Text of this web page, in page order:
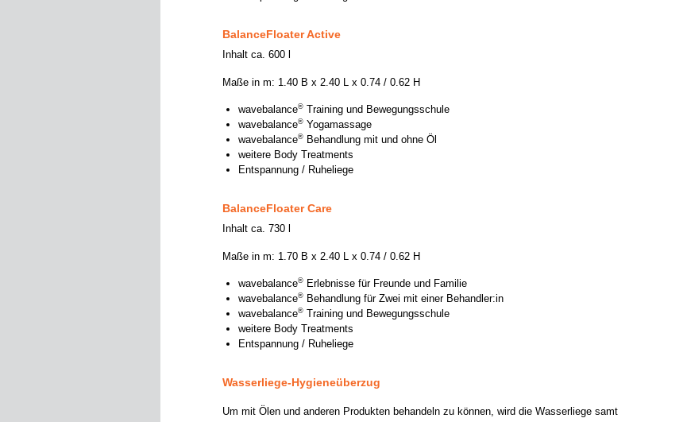
BalanceFloater Active
Inhalt ca. 600 l
Maße in m: 1.40 B x 2.40 L x 0.74 / 0.62 H
wavebalance® Training und Bewegungsschule
wavebalance® Yogamassage
wavebalance® Behandlung mit und ohne Öl
weitere Body Treatments
Entspannung / Ruheliege
BalanceFloater Care
Inhalt ca. 730 l
Maße in m: 1.70 B x 2.40 L x 0.74 / 0.62 H
wavebalance® Erlebnisse für Freunde und Familie
wavebalance® Behandlung für Zwei mit einer Behandler:in
wavebalance® Training und Bewegungsschule
weitere Body Treatments
Entspannung / Ruheliege
Wasserliege-Hygieneüberzug
Um mit Ölen und anderen Produkten behandeln zu können, wird die Wasserliege samt